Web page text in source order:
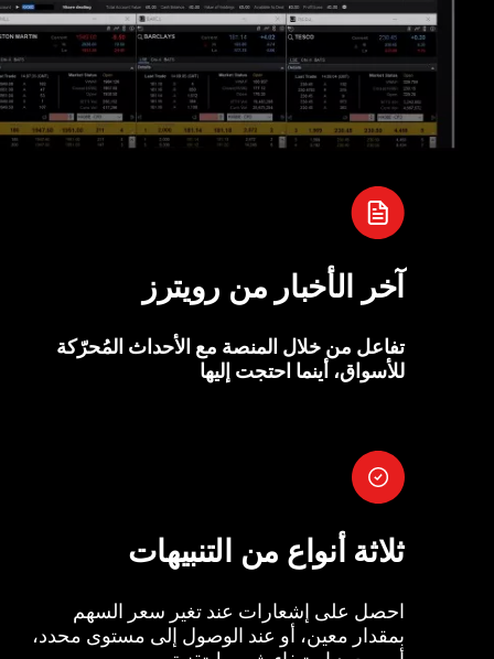
آخر الأخبار من رويترز
تفاعل من خلال المنصة مع الأحداث المُحرّكة
للأسواق، أينما احتجت إليها
ثلاثة أنواع من التنبيهات
احصل على إشعارات عند تغير سعر السهم
بمقدار معين، أو عند الوصول إلى مستوى محدد،